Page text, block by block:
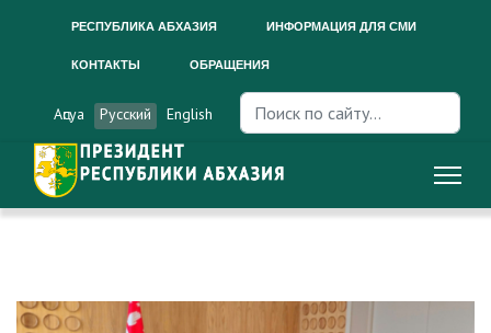
РЕСПУБЛИКА АБХАЗИЯ ИНФОРМАЦИЯ ДЛЯ СМИ
КОНТАКТЫ ОБРАЩЕНИЯ
Аԥсуа Русский English